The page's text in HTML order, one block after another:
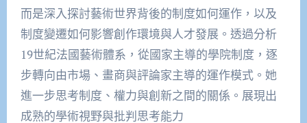
而是深入探討藝術世界背後的制度如何運作，以及
制度變遷如何影響創作環境與人才發展。透過分析
19世紀法國藝術體系，從國家主導的學院制度，逐
步轉向由市場、畫商與評論家主導的運作模式。她
進一步思考制度、權力與創新之間的關係。展現出
成熟的學術視野與批判思考能力